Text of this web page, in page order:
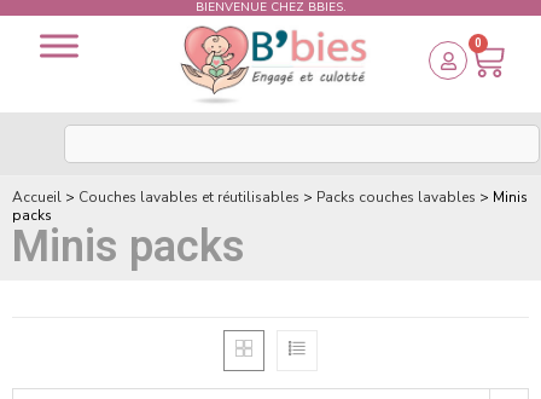
BIENVENUE CHEZ BBIES.
0
Accueil > Couches lavables et réutilisables > Packs couches lavables > Minis
packs
Minis packs